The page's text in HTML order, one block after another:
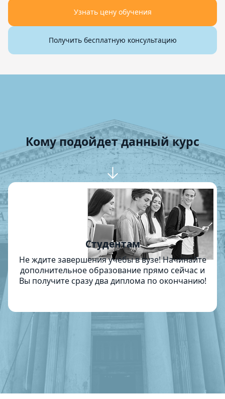
Узнать цену обучения
Получить бесплатную консультацию
Кому подойдет данный курс
Студентам
Не ждите завершения учёбы в вузе! Начинайте
дополнительное образование прямо сейчас и
Вы получите сразу два диплома по окончанию!